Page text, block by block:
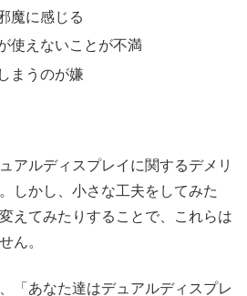
魔に感じる
使えないことが不満
まうのが嫌
アルディスプレイに関するデメリ
しかし、小さな工夫をしてみた
えてみたりすることで、これらは
ん。
「あなた達はデュアルディスプレ